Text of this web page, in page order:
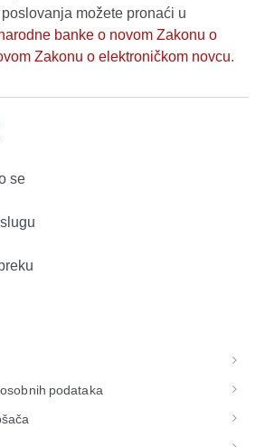
možete pronaći u
banke o novom Zakonu o
Zakonu o elektroničkom novcu.
se
podataka